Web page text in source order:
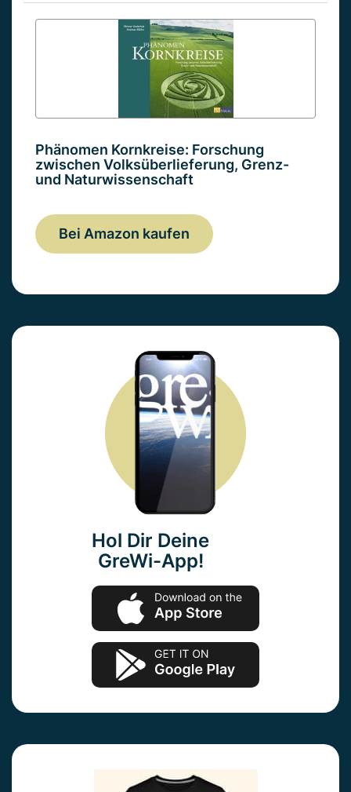
Phänomen Kornkreise: Forschung
zwischen Volksüberlieferung, Grenz-
und Naturwissenschaft
Bei Amazon kaufen
Hol Dir Deine
GreWi-App!